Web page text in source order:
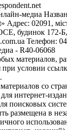
медиа
Адрес: 02091,
будинок 172-Б,
Телефон:
- R40-06068
материалов,
при условии
со
интернет-
поисковых
размещена в